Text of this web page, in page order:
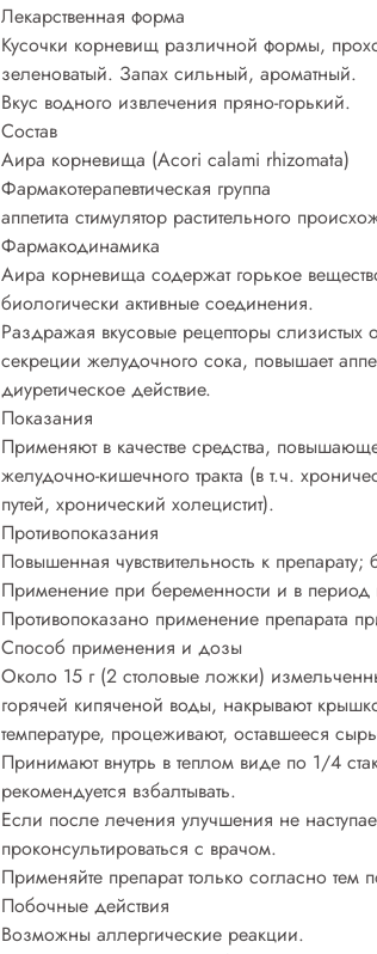
Лекарственная форма
Кусочки корневищ различной формы,
зеленоватый. Запах сильный, ароматный.
Вкус водного извлечения пряно-горький.
Состав
Аира корневища (Acori calami rhizomata)
Фармакотерапевтическая группа
аппетита стимулятор растительного
Фармакодинамика
Аира корневища содержат горькое
биологически активные соединения.
Раздражая вкусовые рецепторы
секреции желудочного сока, повышает
диуретическое действие.
Показания
Применяют в качестве средства,
желудочно-кишечного тракта (в т.ч.
путей, хронический холецистит).
Противопоказания
Повышенная чувствительность к
Применение при беременности и в период
Противопоказано применение препарата
Способ применения и дозы
Около 15 г (2 столовые ложки)
горячей кипяченой воды, накрывают
температуре, процеживают, оставшееся
Принимают внутрь в теплом виде по 1/4
рекомендуется взбалтывать.
Если после лечения улучшения не
проконсультироваться с врачом.
Применяйте препарат только согласно
Побочные действия
Возможны аллергические реакции.